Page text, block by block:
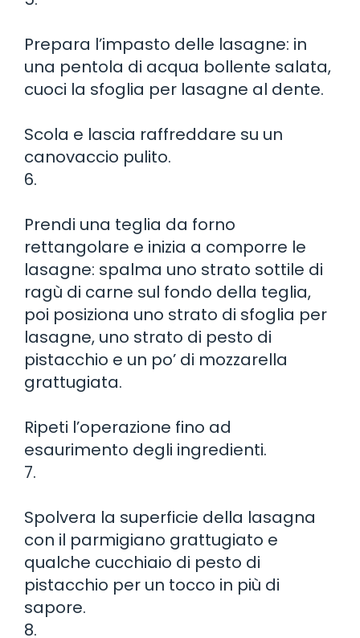
Prepara l’impasto delle lasagne: in
una pentola di acqua bollente salata,
cuoci la sfoglia per lasagne al dente.
Scola e lascia raffreddare su un
canovaccio pulito.
6.
Prendi una teglia da forno
rettangolare e inizia a comporre le
lasagne: spalma uno strato sottile di
ragù di carne sul fondo della teglia,
poi posiziona uno strato di sfoglia per
lasagne, uno strato di pesto di
pistacchio e un po’ di mozzarella
grattugiata.
Ripeti l’operazione fino ad
esaurimento degli ingredienti.
7.
Spolvera la superficie della lasagna
con il parmigiano grattugiato e
qualche cucchiaio di pesto di
pistacchio per un tocco in più di
sapore.
8.